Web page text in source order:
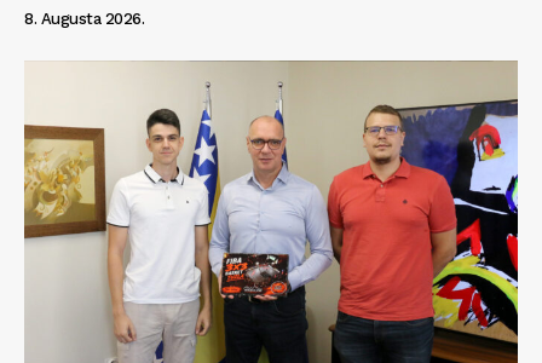
8. Augusta 2026.